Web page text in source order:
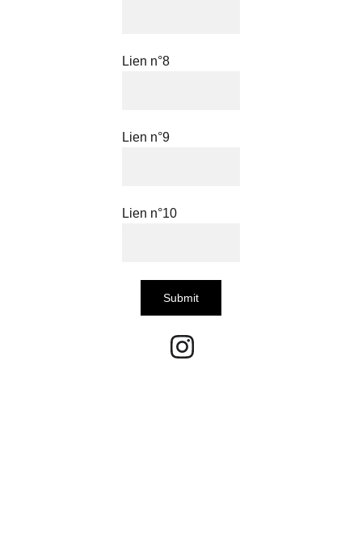
Lien n°8
Lien n°9
Lien n°10
Submit